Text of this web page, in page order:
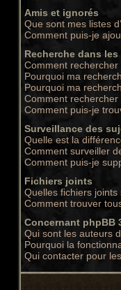
Amis et ignorés
Que sont mes listes
Comment puis-je
Recherche dans les
Comment
Pourquoi ma
Pourquoi ma
Comment
Comment puis-je
Surveillance des
Quelle est la
Comment surveiller
Comment puis-je
Fichiers joints
Quelles fichiers
Comment trouver
Concernant phpBB
Qui sont les auteurs
Pourquoi la
Qui contacter pour